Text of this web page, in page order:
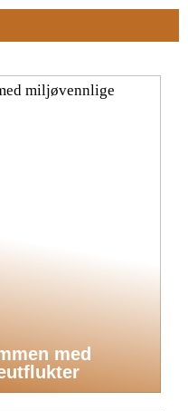
med